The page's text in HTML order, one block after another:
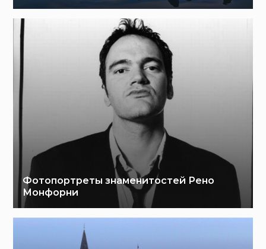
Фотопортреты знаменитостей Рено
Монфорни